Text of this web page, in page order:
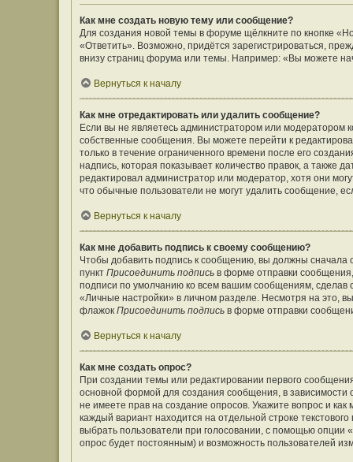
Как мне создать новую тему или сообщение?
Для создания новой темы в форуме щёлкните по кнопке
«Ответить». Возможно, придётся зарегистрироваться,
внизу страниц форума или темы. Например: «Вы можете
Вернуться к началу
Как мне отредактировать или удалить сообщение?
Если вы не являетесь администратором или модератором
собственные сообщения. Вы можете перейти к
только в течение ограниченного времени после его
надпись, которая показывает количество правок, а также
редактировал администратор или модератор, хотя они
что обычные пользователи не могут удалить сообщение,
Вернуться к началу
Как мне добавить подпись к своему сообщению?
Чтобы добавить подпись к сообщению, вы должны сначала
пункт Присоединить подпись в форме отправки
подписи по умолчанию ко всем вашим сообщениям,
«Личные настройки» в личном разделе. Несмотря на это,
флажок Присоединить подпись в форме отправки
Вернуться к началу
Как мне создать опрос?
При создании темы или редактировании первого
основной формой для создания сообщения, в зависимости
не имеете прав на создание опросов. Укажите вопрос и
каждый вариант находится на отдельной строке
выбрать пользователи при голосовании, с помощью опции
опрос будет постоянным) и возможность пользователей